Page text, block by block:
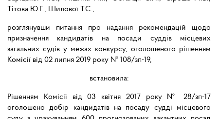
Тітова Ю.Г., Шилової Т.С.,
розглянувши питання про надання рекомендацій щодо
призначення кандидатів на посади суддів місцевих
загальних судів у межах конкурсу, оголошеного рішенням
Комісії від 02 липня 2019 року № 108/зп-19,
встановила:
Рішенням Комісії від 03 квітня 2017 року № 28/зп-17
оголошено добір кандидатів на посаду судді місцевого